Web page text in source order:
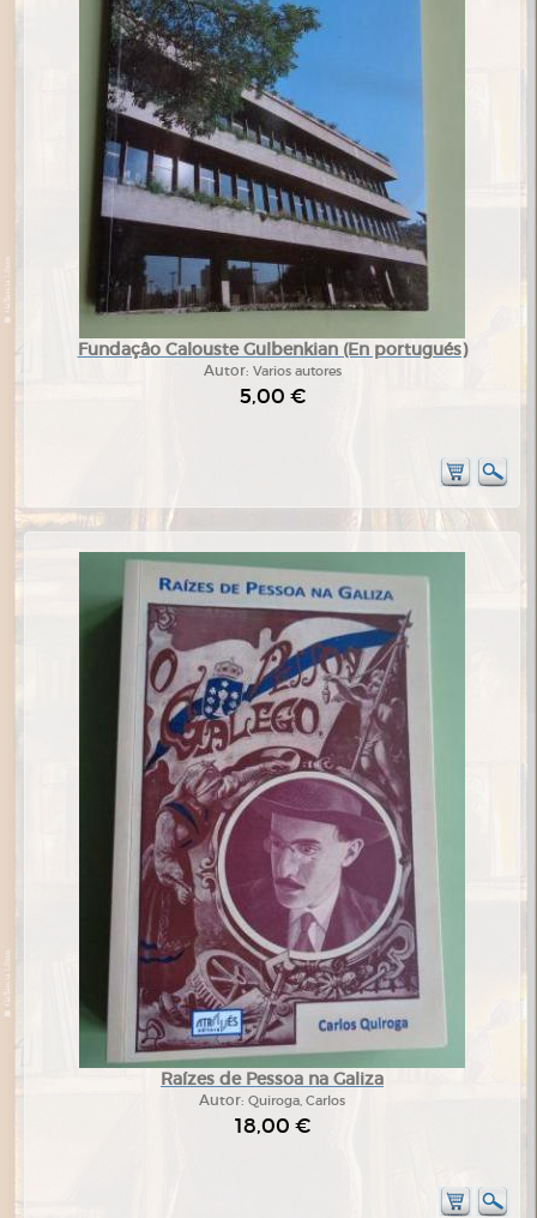
Fundaçâo Calouste Gulbenkian (En portugués)
Autor: Varios autores
5,00 €
Raízes de Pessoa na Galiza
Autor: Quiroga, Carlos
18,00 €